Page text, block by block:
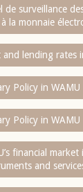
de surveillance
la monnaie
lending rates
Policy in WAMU
Policy in WAMU
financial
and